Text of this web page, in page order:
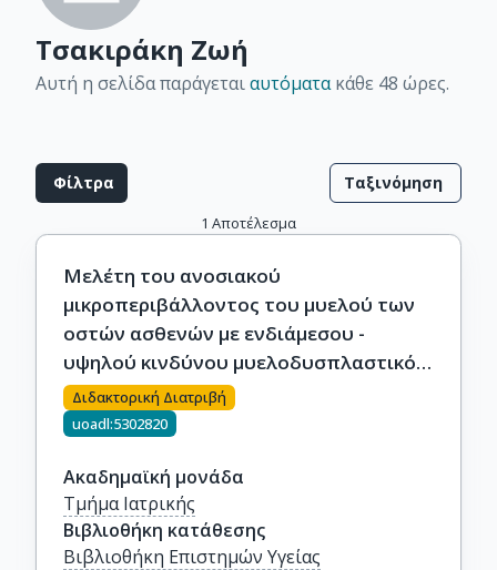
Τσακιράκη Ζωή
Αυτή η σελίδα παράγεταιαυτόματακάθε 48 ώρες.
Φίλτρα Ταξινόμηση
1 Αποτέλεσμα
Μελέτη του ανοσιακού
μικροπεριβάλλοντος του μυελού των
οστών ασθενών με ενδιάμεσου -
υψηλού κινδύνου μυελοδυσπλαστικό
σύνδρομο πριν και κατά τη θεραπεία με
5-Αζακιτιδίνη
Διδακτορική Διατριβή
uoadl:5302820
Ακαδημαϊκή μονάδα
Τμήμα Ιατρικής
Βιβλιοθήκη κατάθεσης
Βιβλιοθήκη Επιστημών Υγείας